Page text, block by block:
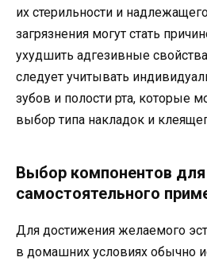
их стерильности и
загрязнения могут стать
ухудшить адгезивные
следует учитывать
зубов и полости рта, которые
выбор типа накладок и
Выбор компонентов для
самостоятельного
Для достижения желаемого
в домашних условиях обычно